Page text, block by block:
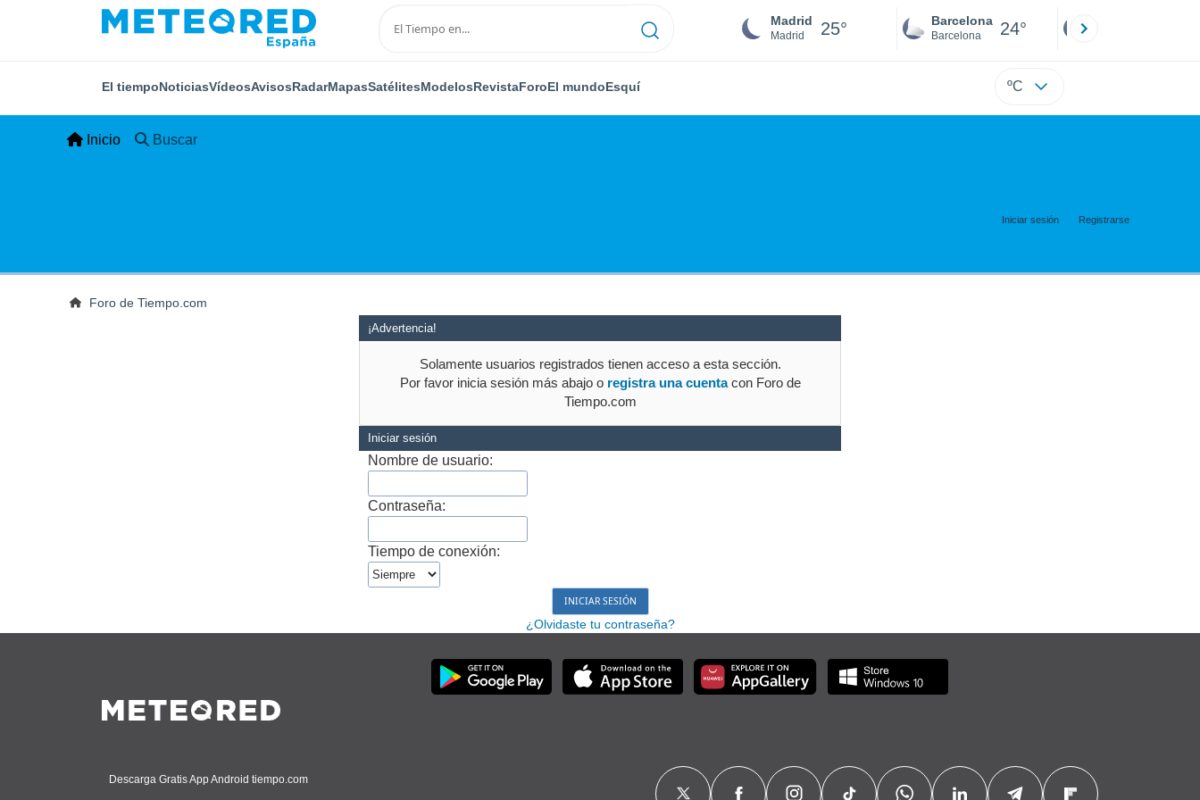
Madrid
Madrid 25° Barcelona
Barcelona 24°
El tiempoNoticiasVídeosAvisosRadarMapasSatélitesModelosRevistaForoEl mundoEsquí ºC
Inicio Buscar
Iniciar sesión Registrarse
Foro de Tiempo.com
¡Advertencia!
Solamente usuarios registrados tienen acceso a esta sección.
Por favor inicia sesión más abajo o registra una cuentacon Foro de
Tiempo.com
Iniciar sesión
Nombre de usuario:
Contraseña:
Tiempo de conexión:
¿Olvidaste tu contraseña?
Descarga Gratis App Android tiempo.com